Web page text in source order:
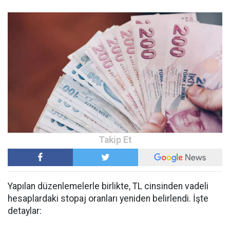
Yapılan düzenlemelerle birlikte, TL cinsinden vadeli
hesaplardaki stopaj oranları yeniden belirlendi. İşte
detaylar: